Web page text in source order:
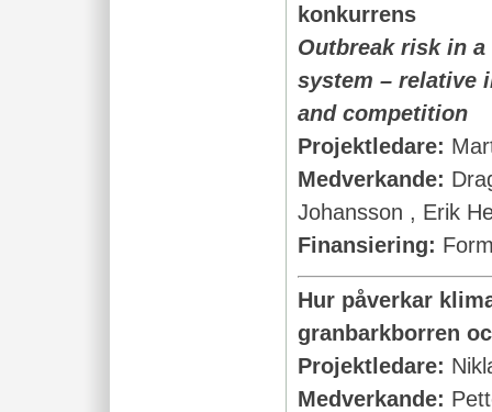
konkurrens
Outbreak risk in
system – relative
and competition
Projektledare:
Medverkande:
Johansson , Erik
Finansiering:
Hur påverkar
granbarkborren
Projektledare:
Medverkande: